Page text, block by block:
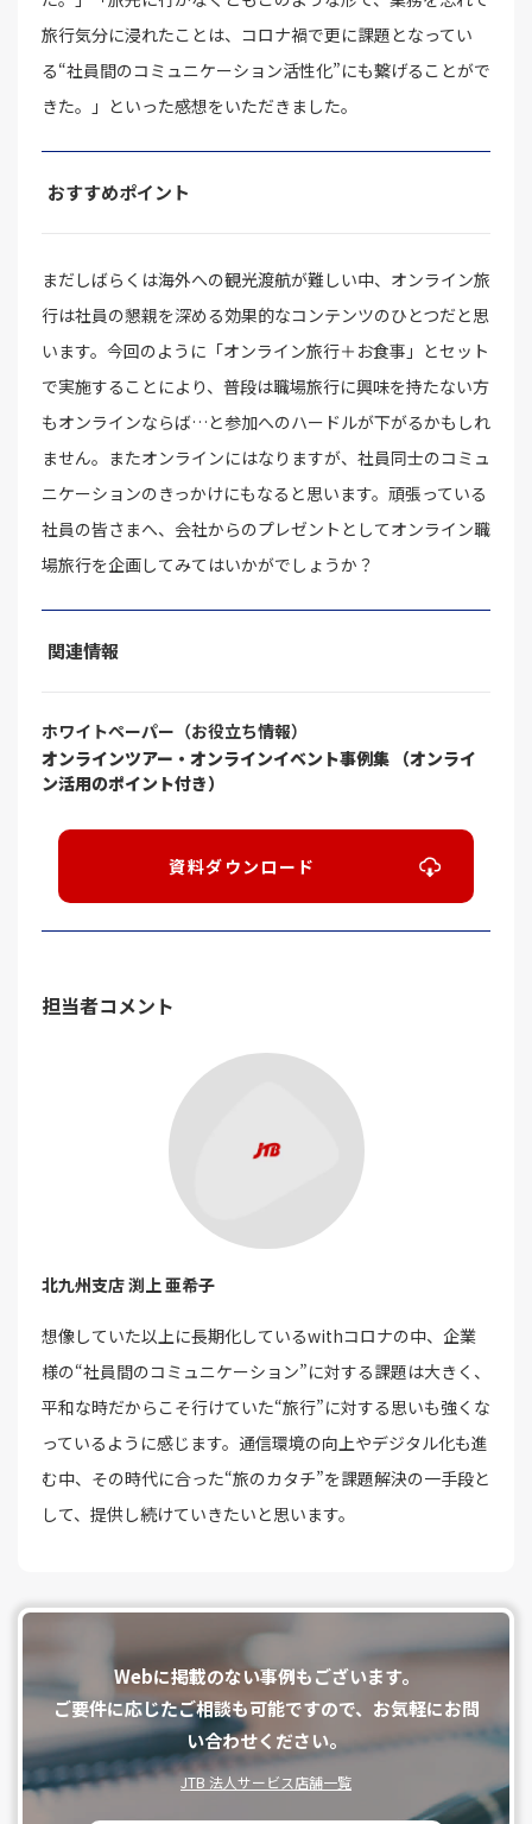
旅行気分に浸れたことは、コロナ禍で更に課題となってい
る“社員間のコミュニケーション活性化”にも繋げることがで
きた。」といった感想をいただきました。
おすすめポイント
まだしばらくは海外への観光渡航が難しい中、オンライン旅
行は社員の懇親を深める効果的なコンテンツのひとつだと思
います。今回のように「オンライン旅行＋お食事」とセット
で実施することにより、普段は職場旅行に興味を持たない方
もオンラインならば…と参加へのハードルが下がるかもしれ
ません。またオンラインにはなりますが、社員同士のコミュ
ニケーションのきっかけにもなると思います。頑張っている
社員の皆さまへ、会社からのプレゼントとしてオンライン職
場旅行を企画してみてはいかがでしょうか？
関連情報
ホワイトペーパー（お役立ち情報）
オンラインツアー・オンラインイベント事例集 （オンライ
ン活用のポイント付き）
資料ダウンロード
担当者コメント
北九州支店 渕上 亜希子
想像していた以上に長期化しているwithコロナの中、企業
様の“社員間のコミュニケーション”に対する課題は大きく、
平和な時だからこそ行けていた“旅行”に対する思いも強くな
っているように感じます。通信環境の向上やデジタル化も進
む中、その時代に合った“旅のカタチ”を課題解決の一手段と
して、提供し続けていきたいと思います。
Webに掲載のない事例もございます。
ご要件に応じたご相談も可能ですので、お気軽にお問
い合わせください。
JTB 法人サービス店舗一覧